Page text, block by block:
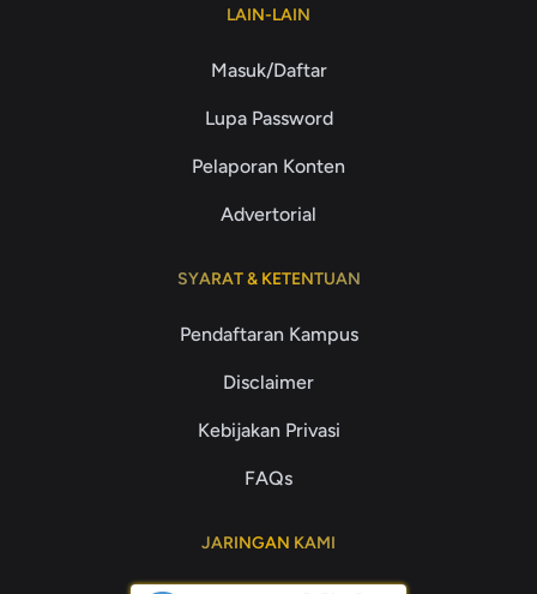
LAIN-LAIN
Masuk/Daftar
Lupa Password
Pelaporan Konten
Advertorial
SYARAT & KETENTUAN
Pendaftaran Kampus
Disclaimer
Kebijakan Privasi
FAQs
JARINGAN KAMI